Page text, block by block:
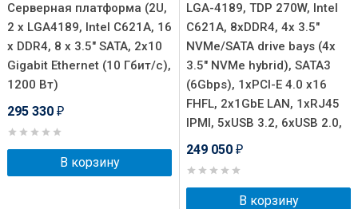
Серверная платформа (2U,
2 x LGA4189, Intel C621A, 16
x DDR4, 8 x 3.5" SATA, 2x10
Gigabit Ethernet (10 Гбит/с),
1200 Вт)
295 330 ₽
В корзину
LGA-4189, TDP 270W, Intel
C621A, 8xDDR4, 4x 3.5"
NVMe/SATA drive bays (4x
3.5" NVMe hybrid), SATA3
(6Gbps), 1xPCI-E 4.0 x16
FHFL, 2x1GbE LAN, 1xRJ45
IPMI, 5xUSB 3.2, 6xUSB 2.0,
249 050 ₽
В корзину